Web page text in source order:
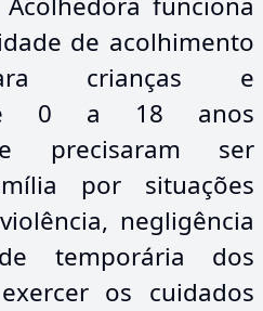
de acolhimento
crianças e
de 0 a 18 anos
precisaram ser
por situações
negligência
temporária dos
os cuidados